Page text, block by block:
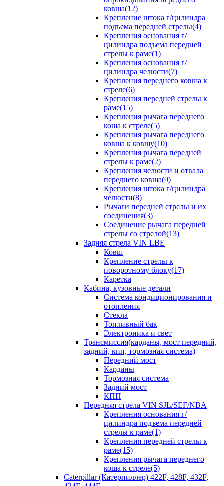
ковша(12)
Крепление штока г/цилиндра
подъема передней стрелы(4)
Крепления основания г/
цилиндра подъема передней
стрелы к раме(1)
Крепления основания г/
цилиндра челюсти(7)
Крепления переднего ковша к
стреле(6)
Крепления передней стрелы к
раме(15)
Крепления рычага переднего
коша к стреле(5)
Крепления рычага переднего
ковша к ковшу(10)
Крепления рычага передней
стрелы к раме(2)
Крепления челюсти и отвала
переднего ковша(9)
Крепления штока г/цилиндра
челюсти(8)
Рычаги передней стрелы и их
соединения(3)
Соединение рычага передней
стрелы со стрелой(13)
Задняя стрела VIN LBE
Ковш
Крепление стрелы к
поворотному блоку(17)
Каретка
Кабина, кузовные детали
Система кондиционирования и
отопления
Стекла
Топливный бак
Электроника и свет
Трансмиссия(карданы, мост передний,
задний, кпп, тормозная система)
Передний мост
Карданы
Тормозная система
Задний мост
КПП
Передняя стрела VIN SJL/SEF/NBA
Крепления основания г/
цилиндра подъема передней
стрелы к раме(1)
Крепления передней стрелы к
раме(15)
Крепления рычага переднего
коша к стреле(5)
Caterpillar (Катерпиллер) 422F, 428F, 432F,